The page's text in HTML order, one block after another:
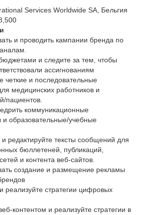
Services Worldwide SA, Бельгия
и проводить кампании бренда по
и следите за тем, чтобы
ассигнованиям
четкие и последовательные
медицинских работников и
пациентов.
коммуникационные
и образовательные/учебные
редактируйте тексты сообщений для
бюллетеней, публикаций,
и контента веб-сайтов.
создание и размещение рекламы
реализуйте стратегии цифровых
контентом и реализуйте стратегии в